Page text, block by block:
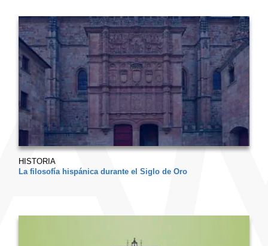
HISTORIA
La filosofía hispánica durante el Siglo de Oro